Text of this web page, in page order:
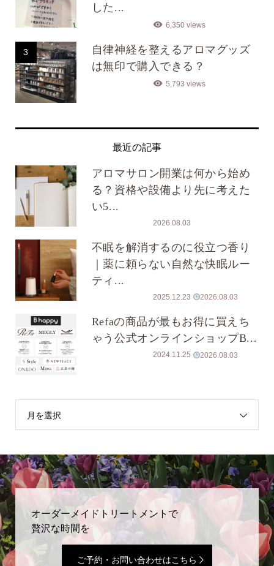
した...
6,350 views
3
自律神経を整えるアロマグッズ
は無印で購入できる？
5,793 views
最近の記事
アロマサロン開業は何から始め
る？資格や設備より先に考えた
い5...
2026.08.03
不眠を解消するのに役立つ香り
｜薬に頼らない自然な快眠ルー
ティ...
2025.12.23 2026.08.03
Refaの商品が最もお得に買えち
ゃう公式オンラインショップB...
2024.11.25 2026.08.03
月を選択
オーダーメイドトリートメントで
贅沢な時間を
ご予約・お問い合わせはこちら